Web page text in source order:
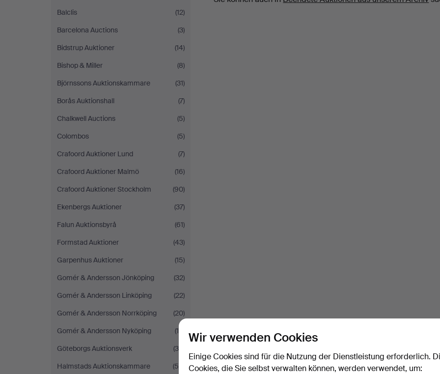
Balclis
(12)
Barcelona Auctions
(3)
Bidstrup Auktioner
(14)
Bishop & Miller
(8)
Björnssons Auktionskammare
(31)
Borås Auktionshall
(7)
Chalkwell Auctions
(5)
Colombos
(5)
Crafoord Auktioner Lund
(7)
Crafoord Auktioner Malmö
(16)
Crafoord Auktioner Stockholm
(90)
Ekenbergs Auktioner
(37)
Falun Auktionsbyrå
(61)
Formstad Auktioner
(43)
Garpenhus Auktioner
(15)
Gomér & Andersson Jönköping
(32)
Gomér & Andersson Linköping
(22)
Gomér & Andersson Norrköping
(20)
Gomér & Andersson Nyköping
(19)
Göteborgs Auktionsverk
(39)
Halmstads Auktionskammare
(58)
Wir verwenden Cookies
Einige Cookies sind für die Nutzung der Dienstleistung erforderlich.
Cookies, die Sie selbst verwalten können, werden verwendet, um: